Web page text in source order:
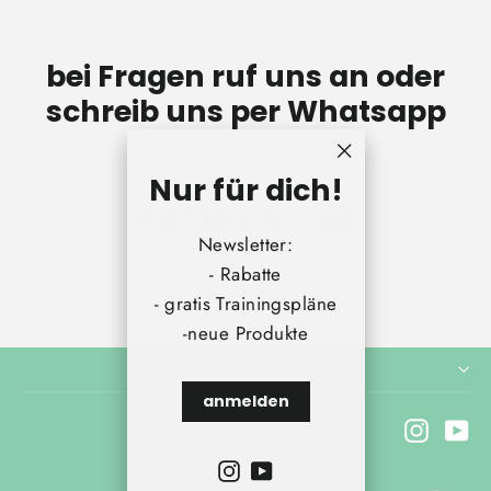
Nur für dich!
Newsletter:
- Rabatte
- gratis Trainingspläne
-neue Produkte
anmelden
Instagram
YouTube
bei Fragen ruf uns an oder
schreib uns per Whatsapp